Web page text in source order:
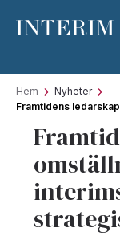
Hem
Nyheter
Framtidens